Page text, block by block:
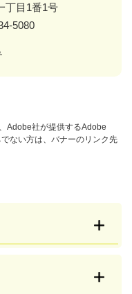
丁目1番1号
5080
Adobe社が提供するAdobe
ない方は、バナーのリンク先